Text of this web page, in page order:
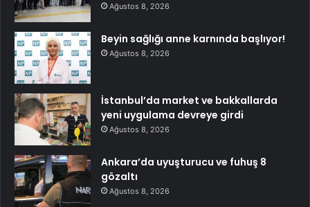
Ağustos 8, 2026
Beyin sağlığı anne karnında başlıyor!
Ağustos 8, 2026
İstanbul’da market ve bakkallarda
yeni uygulama devreye girdi
Ağustos 8, 2026
Ankara’da uyuşturucu ve fuhuş 8
gözaltı
Ağustos 8, 2026